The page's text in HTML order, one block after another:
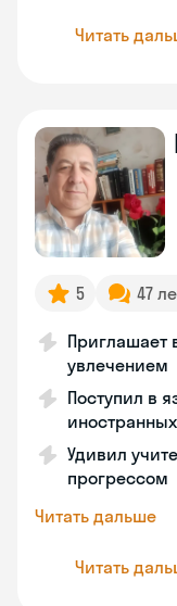
Читать
5 47
Приглашает
увлечением
Поступил в
Удивил
прогрессом
Читать дальше
Читать